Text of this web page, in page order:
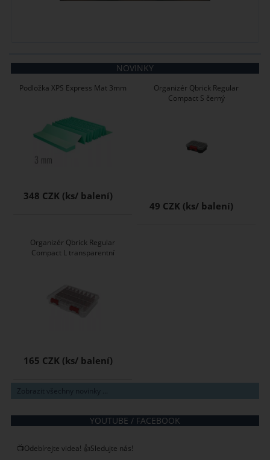
NOVINKY
Podložka XPS Express Mat 3mm
348 CZK
Organizér Qbrick Regular
Compact S černý
49 CZK
Organizér Qbrick Regular
Compact L transparentní
165 CZK
Zobrazit všechny novinky ...
YOUTUBE / FACEBOOK
📺Odebírejte videa! 👍Sledujte nás!